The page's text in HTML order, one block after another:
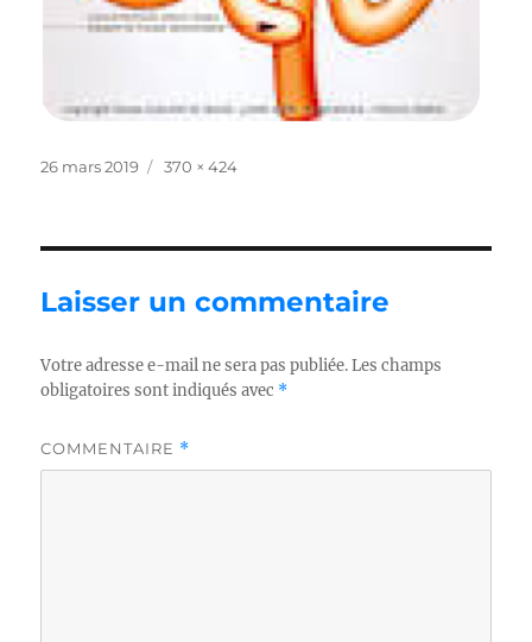
Publié
26 mars 2019
Taille
370 × 424
Laisser un commentaire
Votre adresse e-mail ne sera pas publiée. Les champs
obligatoires sont indiqués avec *
COMMENTAIRE *